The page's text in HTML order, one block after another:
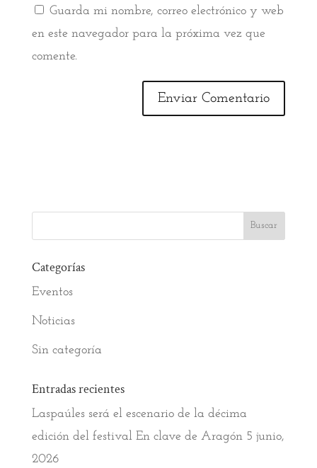
Guarda mi nombre, correo electrónico y web
en este navegador para la próxima vez que
comente.
Categorías
Eventos
Noticias
Sin categoría
Entradas recientes
Laspaúles será el escenario de la décima
edición del festival En clave de Aragón 5 junio,
2026